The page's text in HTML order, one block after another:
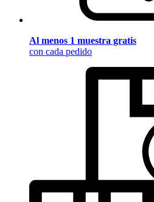
Al menos 1 muestra gratis
con cada pedido